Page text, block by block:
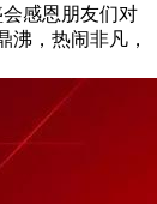
感恩朋友们对
沸，热闹非凡，